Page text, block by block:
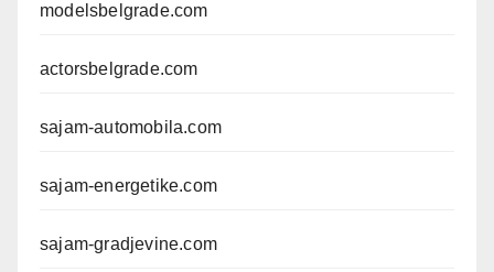
modelsbelgrade.com
actorsbelgrade.com
sajam-automobila.com
sajam-energetike.com
sajam-gradjevine.com